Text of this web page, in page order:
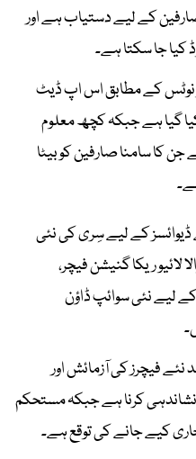
کے لیے دستیاب ہے اور
کیا جا سکتا ہے۔
نوٹس کے مطابق اس اپ ڈیٹ
گیا ہے جبکہ کچھ معلوم
کا سامنا صارفین کو بیٹا
کے لیے سِری کی نئی
لائیو ریکا گنیشن فیچر،
کے لیے نئی سوائپ ڈاؤن
فیچرز کی آزمائش اور
کرنا ہے جبکہ مستحکم
کیے جانے کی توقع ہے۔